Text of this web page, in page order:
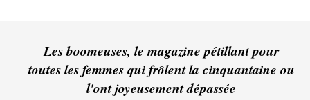
Les boomeuses, le magazine pétillant pour
toutes les femmes qui frôlent la cinquantaine ou
l'ont joyeusement dépassée